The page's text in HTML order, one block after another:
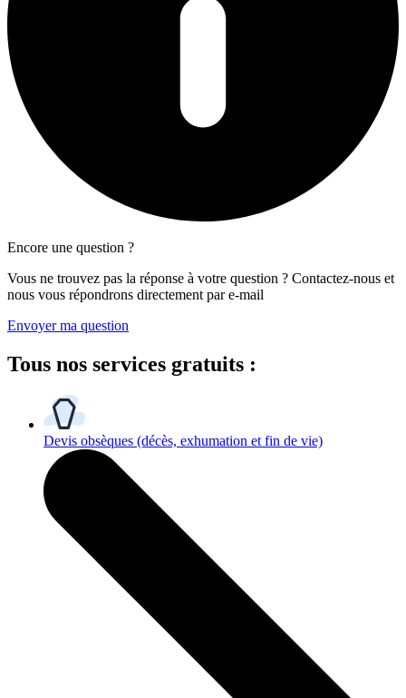
Encore une question ?
Vous ne trouvez pas la réponse à votre question ? Contactez-nous et
nous vous répondrons directement par e-mail
Envoyer ma question
Tous nos services gratuits :
Devis obsèques (décès, exhumation et fin de vie)